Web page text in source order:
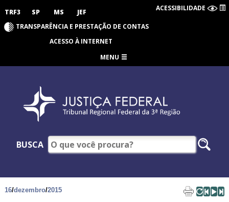
TRF3 SP MS JEF ACESSIBILIDADE
TRANSPARÊNCIA E PRESTAÇÃO DE CONTAS
ACESSO À INTERNET
MENU
BUSCA
16/dezembro/2015